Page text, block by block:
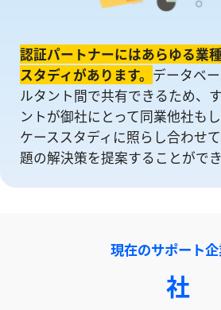
認証パートナーにはあらゆる業
スタディがあります。 データベ
ルタント間で共有できるため、
ントが御社にとって同業他社も
ケーススタディに照らし合わせ
題の解決策を提案することができ
現在のサポート
社